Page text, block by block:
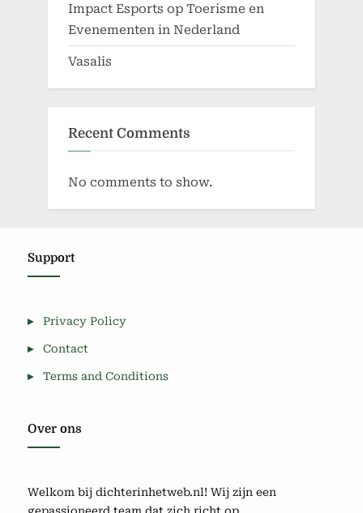
Impact Esports op Toerisme en
Evenementen in Nederland
Vasalis
Recent Comments
No comments to show.
Support
Privacy Policy
Contact
Terms and Conditions
Over ons
Welkom bij dichterinhetweb.nl! Wij zijn een
gepassioneerd team dat zich richt op